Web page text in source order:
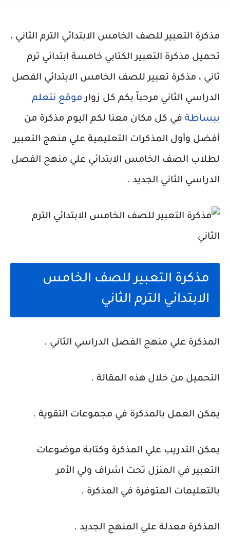
مذكرة التعبير للصف الخامس الابتدائي الترم الثاني ،
تحميل مذكرة التعبير الكتابي خامسة ابتدائي ترم
ثاني ، مذكرة تعبير للصف الخامس الابتدائي الفصل
الدراسي الثاني مرحباً بكم كل زوار موقع نتعلم
ببساطة في كل مكان معنا لكم اليوم مذكرة من
أفضل وأول المذكرات التعليمية علي منهج التعبير
لطلاب الصف الخامس الابتدائي علي منهج الفصل
الدراسي الثاني الجديد .
مذكرة التعبير للصف الخامس
الابتدائي الترم الثاني
المذكرة علي منهج الفصل الدراسي الثاني .
التحميل من خلال هذه المقالة .
يمكن العمل بالمذكرة في مجموعات التقوية .
يمكن التدريب علي المذكرة وكتابة موضوعات
التعبير في المنزل تحت اشراف ولي الأمر
بالتعليمات المتوفرة في المذكرة .
المذكرة معدلة علي المنهج الجديد .